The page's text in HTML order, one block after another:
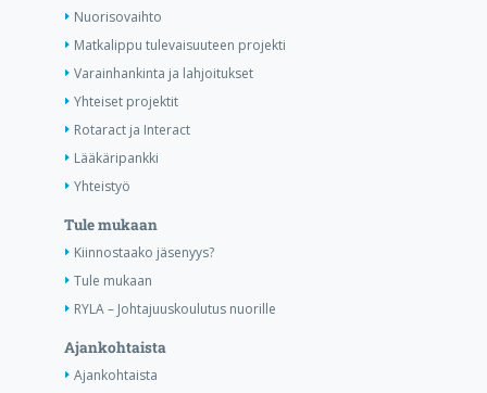
Nuorisovaihto
Matkalippu tulevaisuuteen projekti
Varainhankinta ja lahjoitukset
Yhteiset projektit
Rotaract ja Interact
Lääkäripankki
Yhteistyö
Tule mukaan
Kiinnostaako jäsenyys?
Tule mukaan
RYLA – Johtajuuskoulutus nuorille
Ajankohtaista
Ajankohtaista